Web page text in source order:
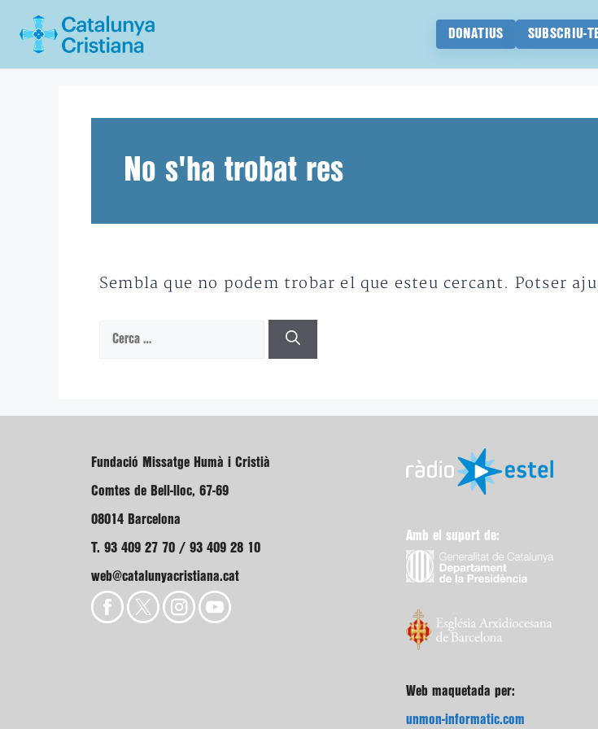
DONATIUS SUBSCRIU-
No s'ha trobat res
Sembla que no podem trobar el que esteu cercant. Potser
Cerca:
Fundació Missatge Humà i Cristià
Comtes de Bell-lloc, 67-69
08014 Barcelona
T. 93 409 27 70 / 93 409 28 10
web@catalunyacristiana.cat
Amb el suport de:
Web maquetada per:
unmon-informatic.com